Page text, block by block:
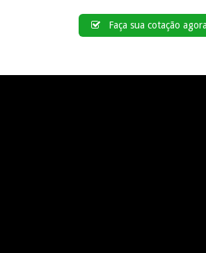
Faça sua cotação